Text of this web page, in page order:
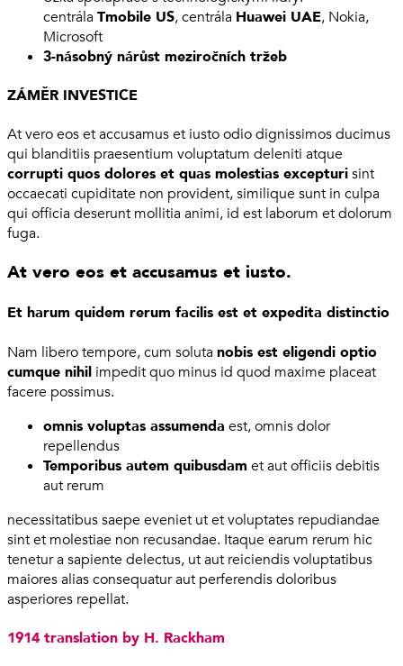
centrála Tmobile US, centrála Huawei UAE, Nokia,
Microsoft
3-násobný nárůst meziročních tržeb
ZÁMĚR INVESTICE
At vero eos et accusamus et iusto odio dignissimos ducimus
qui blanditiis praesentium voluptatum deleniti atque
corrupti quos dolores et quas molestias excepturisint
occaecati cupiditate non provident, similique sunt in culpa
qui officia deserunt mollitia animi, id est laborum et dolorum
fuga.
At vero eos et accusamus et iusto.
Et harum quidem rerum facilis est et expedita distinctio
Nam libero tempore, cum soluta nobis est eligendi optio
cumque nihil impedit quo minus id quod maxime placeat
facere possimus.
omnis voluptas assumenda est, omnis dolor
repellendus
Temporibus autem quibusdam et aut officiis debitis
aut rerum
necessitatibus saepe eveniet ut et voluptates repudiandae
sint et molestiae non recusandae. Itaque earum rerum hic
tenetur a sapiente delectus, ut aut reiciendis voluptatibus
maiores alias consequatur aut perferendis doloribus
asperiores repellat.
1914 translation by H. Rackham